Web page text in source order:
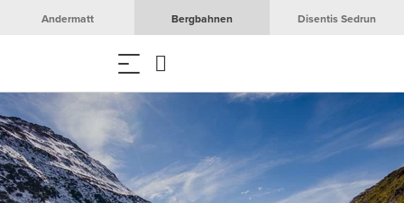
Andermatt Bergbahnen Disentis Sedrun